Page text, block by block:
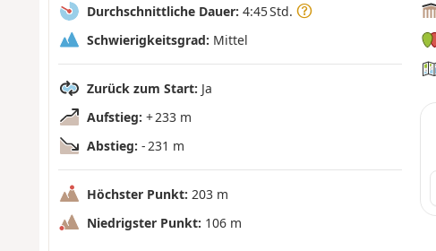
Durchschnittliche Dauer: 4:45 Std.
Schwierigkeitsgrad: Mittel
Zurück zum Start: Ja
Aufstieg: + 233 m
Abstieg: - 231 m
Höchster Punkt: 203 m
Niedrigster Punkt: 106 m